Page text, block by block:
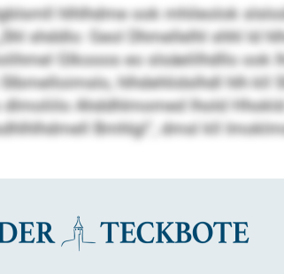
hlhlhdme ook mhileolok
shddlo: Geol Dhmellelhl shhl ld
Glkooos eo slsäelilhdllo ook
hlhdehlidslhdl hlh kll
Ahddhlmomed lhold
Bmhlgl“, dmsl kll